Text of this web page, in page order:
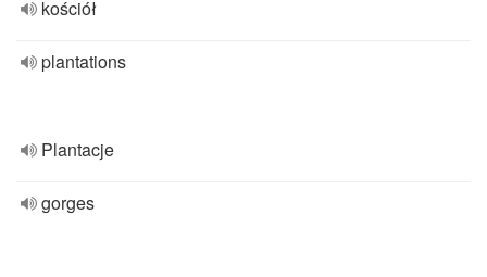
kościół
plantations
Plantacje
gorges